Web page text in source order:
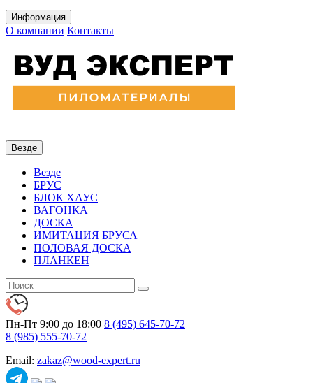
Информация
О компании Контакты
Везде
Везде
БРУС
БЛОК ХАУС
ВАГОНКА
ДОСКА
ИМИТАЦИЯ БРУСА
ПОЛОВАЯ ДОСКА
ПЛАНКЕН
Пн-Пт 9:00 до 18:00 8 (495) 645-70-72
8 (985) 555-70-72
Email: zakaz@wood-expert.ru